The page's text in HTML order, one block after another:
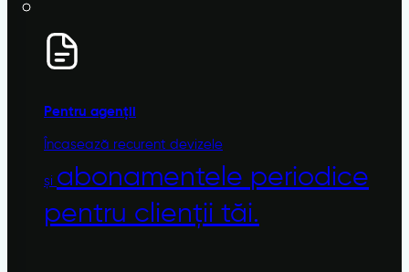
Pentru agenții
Încasează recurent devizele
și abonamentele periodice
pentru clienții tăi.